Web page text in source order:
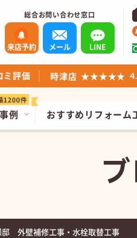
総合お問い合わせ窓口
来店予約 メール LINE
例 おすすめリフォーム
ミ評価 時津店 ★★★★★
外壁補修工事・水栓取替工事